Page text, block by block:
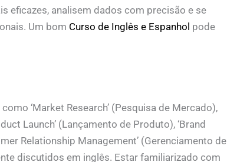
eficazes, analisem dados com precisão e se
Um bom Curso de Inglês e Espanhol pode
‘Market Research’ (Pesquisa de Mercado),
Launch’ (Lançamento de Produto), ‘Brand
Relationship Management’ (Gerenciamento de
discutidos em inglês. Estar familiarizado com